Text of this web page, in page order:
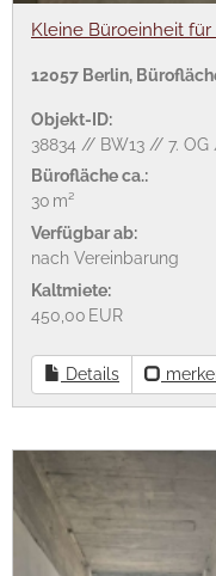
Kleine Büroeinheit für
12057 Berlin,
Objekt-ID:
38834 // BW13 // 7. OG
Bürofläche ca.:
30 m²
Verfügbar ab:
nach Vereinbarung
Kaltmiete:
450,00 EUR
Details